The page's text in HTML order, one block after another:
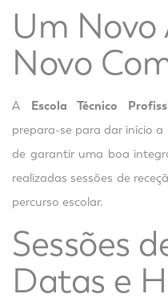
Um Novo
Novo
A Escola Técnico
prepara-se para dar início
de garantir uma boa
realizadas sessões de
percurso escolar.
Sessões
Datas e